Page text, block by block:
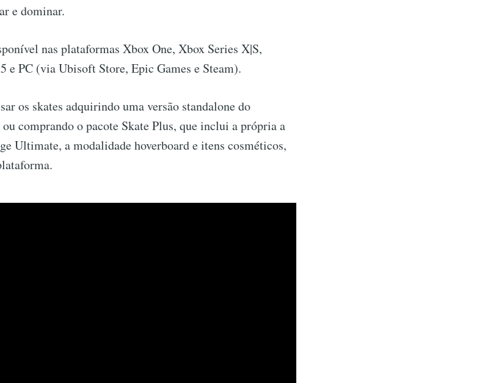
e dominar.
nas plataformas Xbox One, Xbox Series X|S,
e PC (via Ubisoft Store, Epic Games e Steam).
os skates adquirindo uma versão standalone do
comprando o pacote Skate Plus, que inclui a própria a
Ultimate, a modalidade hoverboard e itens cosméticos,